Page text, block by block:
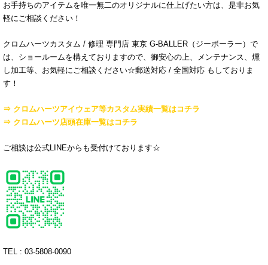
お手持ちのアイテムを唯一無二のオリジナルに仕上げたい方は、是非お気
軽にご相談ください！
クロムハーツカスタム / 修理 専門店 東京 G-BALLER（ジーボーラー）で
は、ショールームを構えておりますので、御安心の上、メンテナンス、燻
し加工等、お気軽にご相談ください☆郵送対応 / 全国対応 もしておりま
す！
⇒ クロムハーツアイウェア等カスタム実績一覧はコチラ
⇒ クロムハーツ店頭在庫一覧はコチラ
ご相談は公式LINEからも受付けております☆
TEL : 03-5808-0090